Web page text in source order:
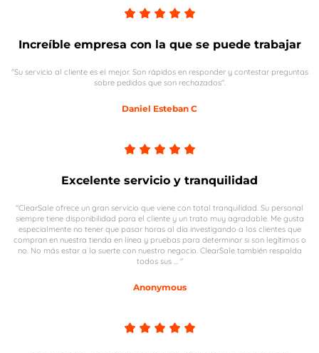
Increíble empresa con la que se puede trabajar
"Su servicio al cliente es el mejor. Son rápidos en responder y contestar preguntas
sobre pedidos que son rechazados".
Daniel Esteban C
Excelente servicio y tranquilidad
"ClearSale ofrece un gran servicio que viene con total tranquilidad. Su personal
siempre tiene disponibilidad para el cliente y un trato muy agradable. Me gusta
especialmente no tener que pasar horas al día investigando a los clientes que
compran en nuestra tienda en línea y pruebas para determinar si son legítimos o
no. No más estar a la suerte con nuestro negocio. ClearSale también respalda
todos sus ... "
Anonymous